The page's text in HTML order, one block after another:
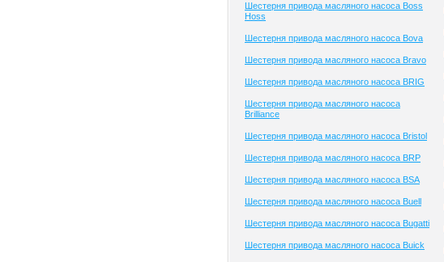
Шестерня привода масляного насоса Boss
Hoss
Шестерня привода масляного насоса Bova
Шестерня привода масляного насоса Bravo
Шестерня привода масляного насоса BRIG
Шестерня привода масляного насоса
Brilliance
Шестерня привода масляного насоса Bristol
Шестерня привода масляного насоса BRP
Шестерня привода масляного насоса BSA
Шестерня привода масляного насоса Buell
Шестерня привода масляного насоса Bugatti
Шестерня привода масляного насоса Buick